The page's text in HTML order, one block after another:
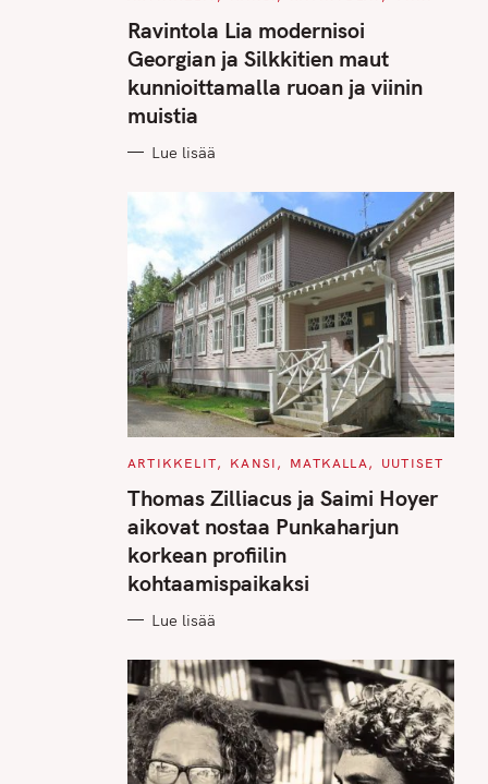
T
E
G
O
R
I
S
Ravintola Lia modernisoi
Georgian ja Silkkitien maut
kunnioittamalla ruoan ja viinin
muistia
Lue lisää
C
T
E
O
R
I
E
S
ARTIKKELIT KANSI MATKALLA UUTISET
Thomas Zilliacus ja Saimi Hoyer
aikovat nostaa Punkaharjun
korkean profiilin
kohtaamispaikaksi
Lue lisää